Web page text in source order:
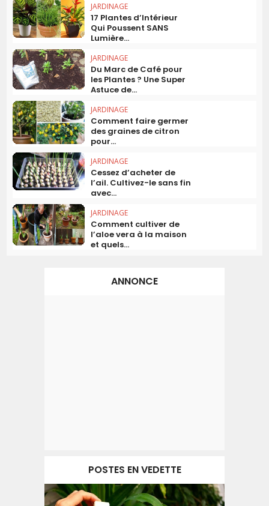
JARDINAGE
17 Plantes d’Intérieur
Qui Poussent SANS
Lumière...
JARDINAGE
Du Marc de Café pour
les Plantes ? Une Super
Astuce de...
JARDINAGE
Comment faire germer
des graines de citron
pour...
JARDINAGE
Cessez d’acheter de
l’ail. Cultivez-le sans fin
avec...
JARDINAGE
Comment cultiver de
l’aloe vera à la maison
et quels...
ANNONCE
POSTES EN VEDETTE